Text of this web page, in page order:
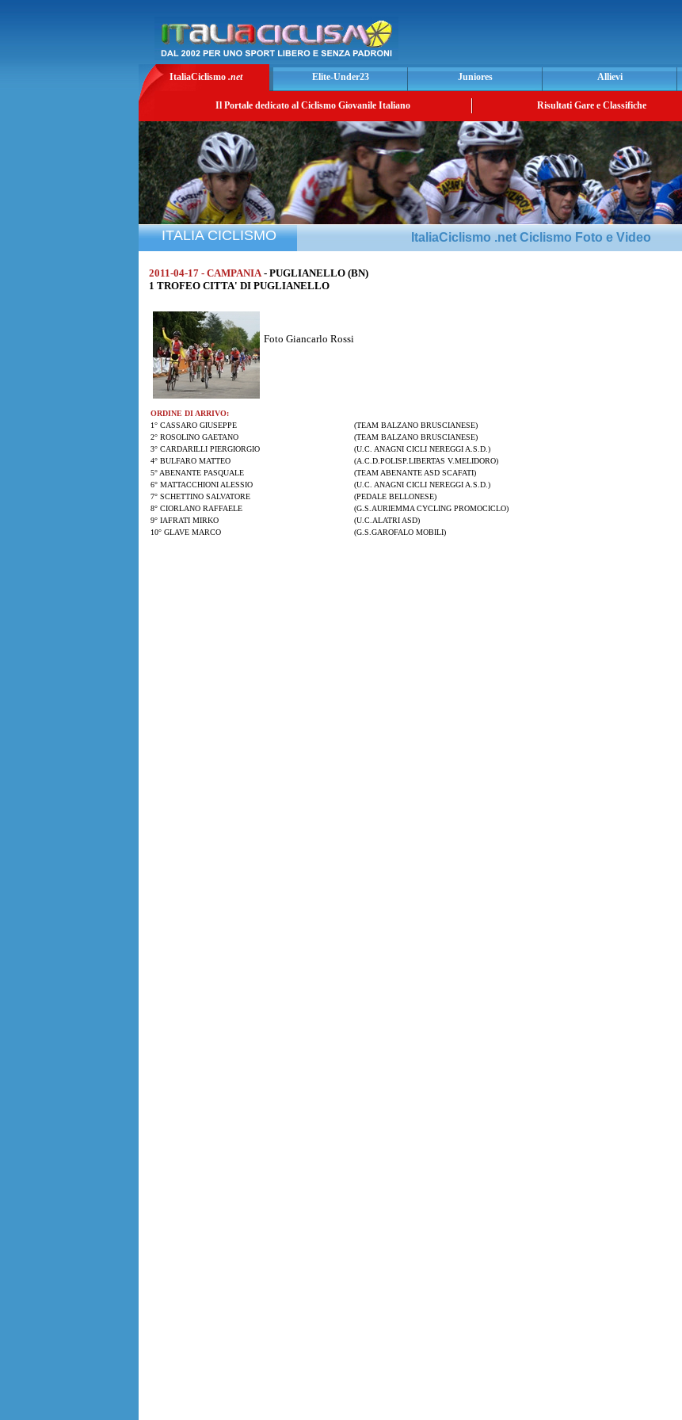
ItaliaCiclismo .net Elite-Under23 Juniores Allievi
Il Portale dedicato al Ciclismo Giovanile Italiano Risultati Gare e Classifiche
ITALIA CICLISMO ItaliaCiclismo .net Ciclismo Foto e Video
2011-04-17 - CAMPANIA - PUGLIANELLO (BN)
1 TROFEO CITTA' DI PUGLIANELLO
Foto Giancarlo Rossi
ORDINE DI ARRIVO:
1° CASSARO GIUSEPPE
(TEAM BALZANO BRUSCIANESE)
2° ROSOLINO GAETANO
(TEAM BALZANO BRUSCIANESE)
3° CARDARILLI PIERGIORGIO
(U.C. ANAGNI CICLI NEREGGI A.S.D.)
4° BULFARO MATTEO
(A.C.D.POLISP.LIBERTAS V.MELIDORO)
5° ABENANTE PASQUALE
(TEAM ABENANTE ASD SCAFATI)
6° MATTACCHIONI ALESSIO
(U.C. ANAGNI CICLI NEREGGI A.S.D.)
7° SCHETTINO SALVATORE
(PEDALE BELLONESE)
8° CIORLANO RAFFAELE
(G.S.AURIEMMA CYCLING PROMOCICLO)
9° IAFRATI MIRKO
(U.C.ALATRI ASD)
10° GLAVE MARCO
(G.S.GAROFALO MOBILI)